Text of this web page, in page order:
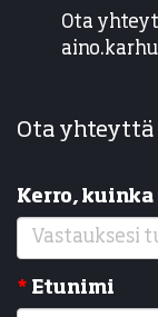
Ota
Ota yhteyttä
Kerro, kuinka
* Etunimi